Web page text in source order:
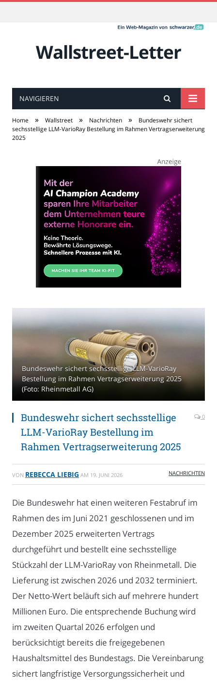
Wallstreet-Letter
NAVIGIEREN
Home » Wallstreet » Nachrichten »
Bundeswehr sichert
sechsstellige LLM-VarioRay Bestellung im Rahmen Vertragserweiterung
2025
Bundeswehr sichert sechsstellige LLM-VarioRay
Bestellung im Rahmen Vertragserweiterung 2025
(Foto: Rheinmetall AG)
Bundeswehr sichert sechsstellige
LLM-VarioRay Bestellung im
Rahmen Vertragserweiterung 2025
0
VON REBECCA LIEBIG AM 19. JUNI 2026 NACHRICHTEN
Die Bundeswehr hat einen weiteren Festabruf im
Rahmen des im Juni 2021 geschlossenen und im
Dezember 2025 erweiterten Vertrags
durchgeführt und bestellt eine sechsstellige
Stückzahl der LLM-VarioRay von Rheinmetall. Die
Lieferung ist zwischen 2026 und 2032 terminiert.
Der Netto-Wert beläuft sich auf mehrere hundert
Millionen Euro. Die entsprechende Buchung wird
im zweiten Quartal 2026 erfolgen und
berücksichtigt bereits die freigegebenen
Haushaltsmittel des Bundestags. Die Vereinbarung
sichert langfristige Versorgungssicherheit und